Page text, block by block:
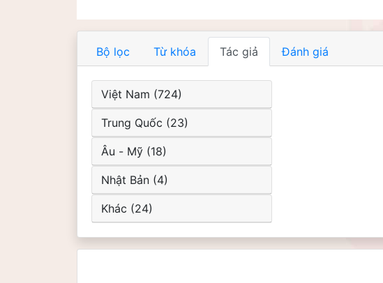
Bộ lọc Từ khóa Tác giả Đánh giá
Việt Nam (724)
Trung Quốc (23)
Âu - Mỹ (18)
Nhật Bản (4)
Khác (24)